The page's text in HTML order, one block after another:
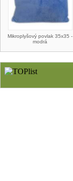
Mikroplyšový povlak 35x35 -
modrá